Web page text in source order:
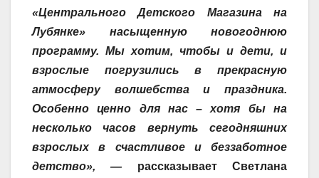
«Центрального Детского Магазина на
Лубянке» насыщенную новогоднюю
программу. Мы хотим, чтобы и дети, и
взрослые погрузились в прекрасную
атмосферу волшебства и праздника.
Особенно ценно для нас – хотя бы на
несколько часов вернуть сегодняшних
взрослых в счастливое и беззаботное
детство», — рассказывает Светлана